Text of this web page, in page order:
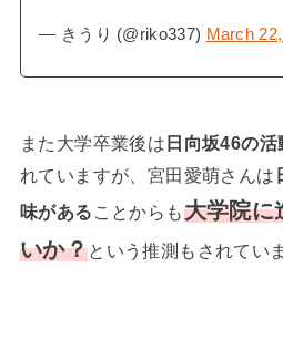
— きうり (@riko337) March
また大学卒業後は 日向坂46の
れていますが、宮田愛萌さんは
味がある ことからも大学院に
いか？という推測もされてい